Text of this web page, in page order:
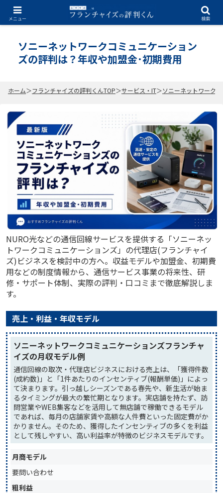
メニュー 検索
2026.07.07
ソニーネットワークコミュニケーション
ズの評判は？年収や加盟金･初期費用
ホーム フランチャイズの評判くんTOP サービス・IT ソニーネットワーク
NURO光などの通信回線サービスを提供する「ソニーネッ
トワークコミュニケーションズ」の代理店(フランチャイ
ズ)ビジネスを検討中の方へ。収益モデルや加盟金、初期費
用などの制度情報から、通信サービス事業の将来性、研
修・サポート体制、実際の評判・口コミまで徹底解説しま
す。
売上・利益・年収モデル
ソニーネットワークコミュニケーションズフランチャ
イズの月収モデル例
通信回線の取次・代理店ビジネスにおける売上は、「獲得件数
(成約数)」と「1件あたりのインセンティブ(報酬単価)」によっ
て決まります。引っ越しシーズンである春先や、新生活が始ま
るタイミングが最大の繁忙期となります。実店舗を持たず、訪
問営業やWEB集客などを活用して無店舗で稼働できるモデル
であれば、毎月の店舗家賃や高額な人件費といった固定費がか
かりません。そのため、獲得したインセンティブの多くを利益
として残しやすい、高い利益率が特徴のビジネスモデルです。
月商モデル
要問い合わせ
粗利益